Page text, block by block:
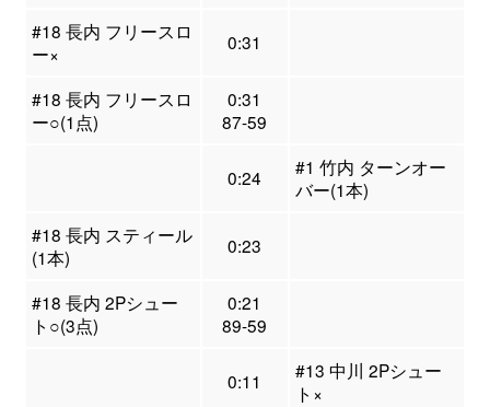
#18 長内 フリースロ
ー×
0:31
#18 長内 フリースロ
ー○(1点)
0:31
87-59
0:24
#1 竹内 ターンオー
バー(1本)
#18 長内 スティール
(1本)
0:23
#18 長内 2Pシュー
ト○(3点)
0:21
89-59
0:11
#13 中川 2Pシュー
ト×